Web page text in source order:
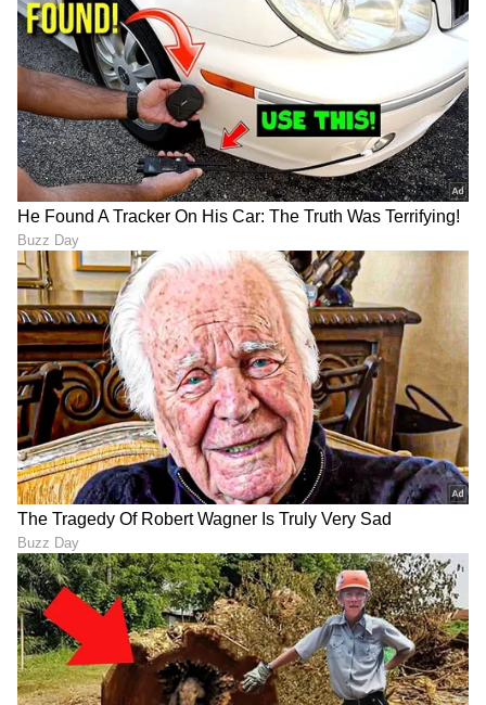
ಗಾಳಿ ಇಲ್ಲದಿದ್ರೂ, ಎಣ್ಣೆ,ಬತ್ತಿ
ಸರಿಯಾಗಿದ್ರೂ ದೀಪ
ಆರುತ್ತಿದೆಯಾ? ಇದು ಯಾವುದರ
ಮುನ್ಸೂಚನೆ ಗೊತ್ತಾ?
ಶನಿ ದೃಷ್ಟಿಯಲ್ಲಿ ಅತ್ಯಂತ ಮಹಾ
ಬದಲಾವಣೆ; 5 ರಾಶಿಗೆ ಇನ್ಮುಂದೆ
ಮುಟ್ಟಿದ್ದೆಲ್ಲಾ ಚಿನ್ನ
LATEST VIDEOS
"ರಾಜಕೀಯ ಬೇಡ, ಸಿನಿಮಾನೇ ಪ್ರಾಣ":
ಕನಕೋತ್ಸವದಲ್ಲಿ ರಿಷಬ್ ಶೆಟ್ಟಿ | Rishab
Shetty speech | Suvarna News
ಶೇ.50 ರಿಂದ ಶೇ.18 ಕ್ಕೆ TAX ಇಳಿಕೆ: ಮೋದಿ-
ಟ್ರಂಪ್ ಐತಿಹಾಸಿಕ ಒಪ್ಪಂದ | India US
Trade Deal | Party Rounds